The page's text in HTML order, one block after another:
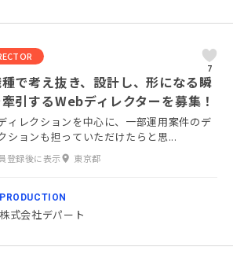
7
で考え抜き、設計し、形になる瞬
引するWebディレクターを募集！
ィレクションを中心に、一部運用案件のデ
ションも担っていただけたらと思...
登録後に表示 東京都
PRODUCTION
株式会社デパート